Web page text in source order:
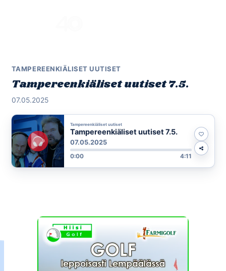
TAMPEREENKIÄLISET UUTISET
Tampereenkiäliset uutiset 7.5.
07.05.2025
Tampereenkiäliset uutiset
Tampereenkiäliset uutiset 7.5.
07.05.2025
0:00 4:11